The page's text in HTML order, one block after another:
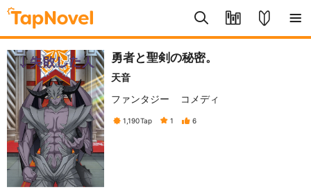
勇者と聖剣の秘密。
天音
ファンタジー
コメディ
1,190Tap 1 6